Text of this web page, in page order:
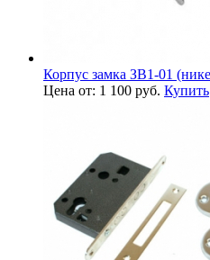
Корпус замка ЗВ1-01
Цена от: 1 100 руб. Купить